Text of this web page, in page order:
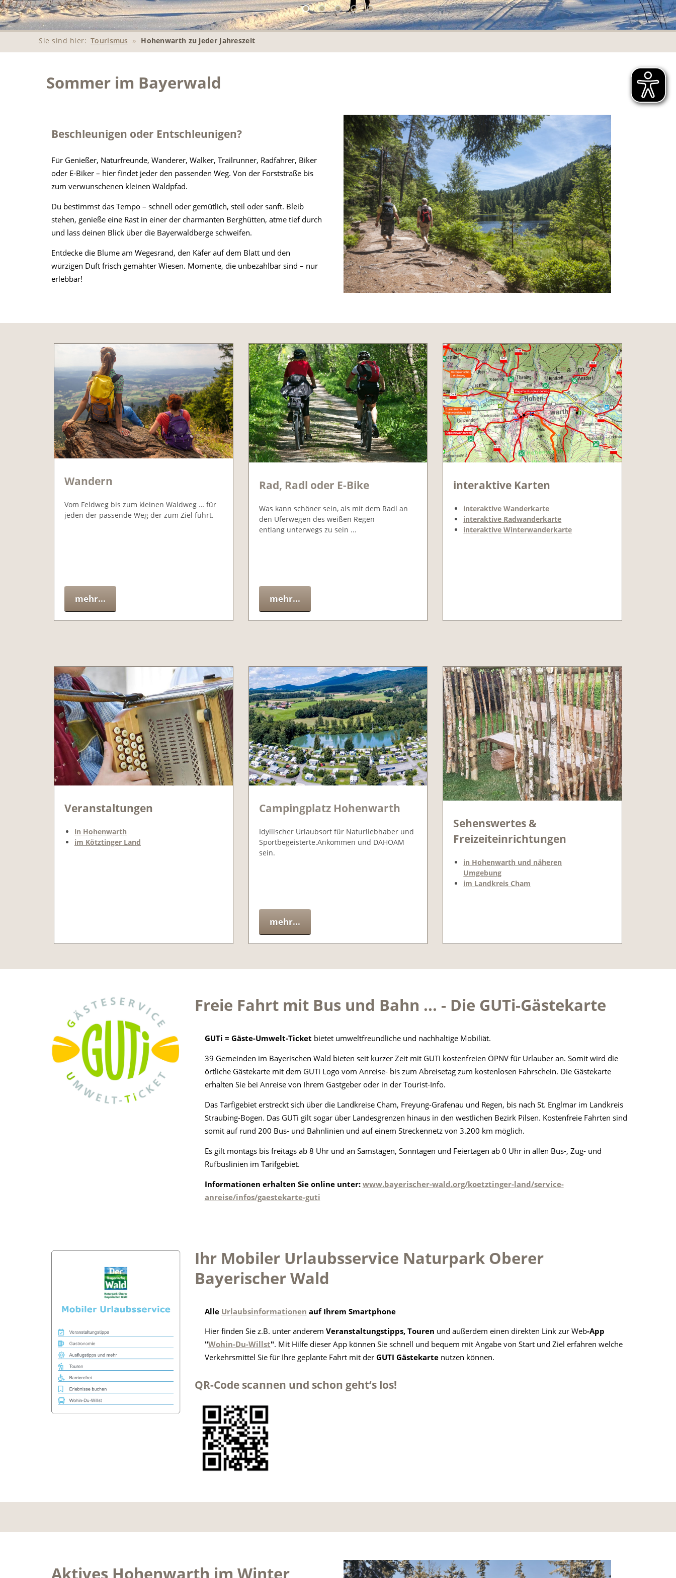
Sie sind hier: Tourismus » Hohenwarth zu jeder Jahreszeit
Sommer im Bayerwald
Beschleunigen oder Entschleunigen?
Für Genießer, Naturfreunde, Wanderer, Walker, Trailrunner, Radfahrer, Biker
oder E-Biker – hier findet jeder den passenden Weg. Von der Forststraße bis
zum verwunschenen kleinen Waldpfad.
Du bestimmst das Tempo – schnell oder gemütlich, steil oder sanft. Bleib
stehen, genieße eine Rast in einer der charmanten Berghütten, atme tief durch
und lass deinen Blick über die Bayerwaldberge schweifen.
Entdecke die Blume am Wegesrand, den Käfer auf dem Blatt und den
würzigen Duft frisch gemähter Wiesen. Momente, die unbezahlbar sind – nur
erlebbar!
Wandern
Vom Feldweg bis zum kleinen Waldweg … für
jeden der passende Weg der zum Ziel führt.
mehr...
Rad, Radl oder E-Bike
Was kann schöner sein, als mit dem Radl an
den Uferwegen des weißen Regen
entlang unterwegs zu sein ...
mehr...
interaktive Karten
interaktive Wanderkarte
interaktive Radwanderkarte
interaktive Winterwanderkarte
Veranstaltungen
in Hohenwarth
im Kötztinger Land
Campingplatz Hohenwarth
Idyllischer Urlaubsort für Naturliebhaber und
Sportbegeisterte.Ankommen und DAHOAM
sein.
mehr...
Sehenswertes &
Freizeiteinrichtungen
in Hohenwarth und näheren
Umgebung
im Landkreis Cham
Freie Fahrt mit Bus und Bahn ... - Die GUTi-Gästekarte
GUTi = Gäste-Umwelt-Ticket bietet umweltfreundliche und nachhaltige Mobiliät.
39 Gemeinden im Bayerischen Wald bieten seit kurzer Zeit mit GUTi kostenfreien ÖPNV für Urlauber an. Somit wird die
örtliche Gästekarte mit dem GUTi Logo vom Anreise- bis zum Abreisetag zum kostenlosen Fahrschein. Die Gästekarte
erhalten Sie bei Anreise von Ihrem Gastgeber oder in der Tourist-Info.
Das Tarfigebiet erstreckt sich über die Landkreise Cham, Freyung-Grafenau und Regen, bis nach St. Englmar im Landkreis
Straubing-Bogen. Das GUTi gilt sogar über Landesgrenzen hinaus in den westlichen Bezirk Pilsen. Kostenfreie Fahrten sind
somit auf rund 200 Bus- und Bahnlinien und auf einem Streckennetz von 3.200 km möglich.
Es gilt montags bis freitags ab 8 Uhr und an Samstagen, Sonntagen und Feiertagen ab 0 Uhr in allen Bus-, Zug- und
Rufbuslinien im Tarifgebiet.
Informationen erhalten Sie online unter:www.bayerischer-wald.org/koetztinger-land/service-
anreise/infos/gaestekarte-guti
Ihr Mobiler Urlaubsservice Naturpark Oberer
Bayerischer Wald
Alle Urlaubsinformationen auf Ihrem Smartphone
Hier finden Sie z.B. unter anderem Veranstaltungstipps, Touren und außerdem einen direkten Link zur Web-App
"Wohin-Du-Willst". Mit Hilfe dieser App können Sie schnell und bequem mit Angabe von Start und Ziel erfahren welche
Verkehrsmittel Sie für Ihre geplante Fahrt mit derGUTI Gästekartenutzen können.
QR-Code scannen und schon geht‘s los!
Aktives Hohenwarth im Winter